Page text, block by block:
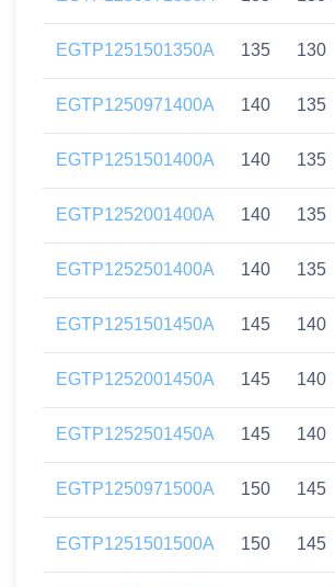
EGTP1251501350A 135 130
EGTP1250971400A 140 135
EGTP1251501400A 140 135
EGTP1252001400A 140 135
EGTP1252501400A 140 135
EGTP1251501450A 145 140
EGTP1252001450A 145 140
EGTP1252501450A 145 140
EGTP1250971500A 150 145
EGTP1251501500A 150 145